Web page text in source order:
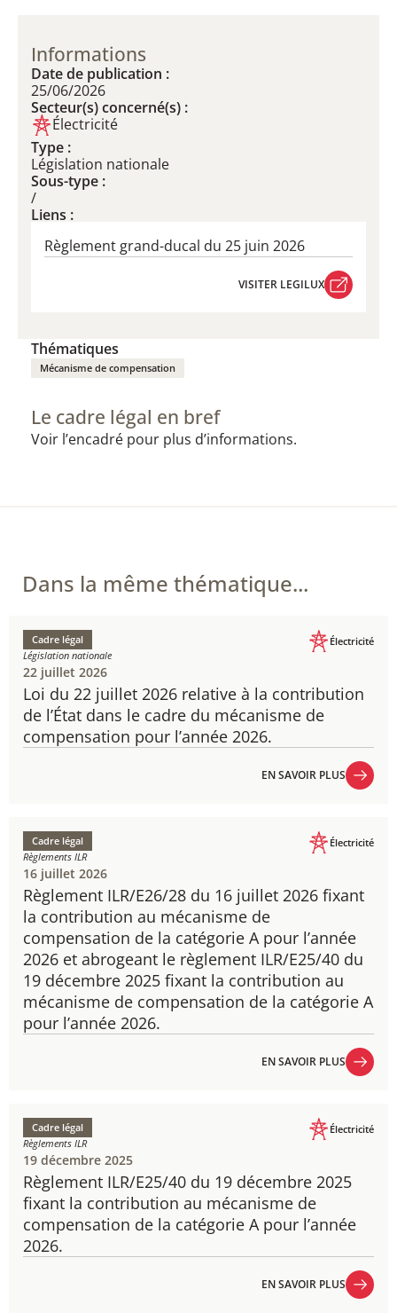
Informations
Date de publication :
25/06/2026
Secteur(s) concerné(s) :
Électricité
Type :
Législation nationale
Sous-type :
/
Liens :
Règlement grand-ducal du 25 juin 2026
VISITER LEGILUX
Thématiques
Mécanisme de compensation
Le cadre légal en bref
Voir l’encadré pour plus d’informations.
Dans la même thématique...
Loi du 22 juillet 2026 relative à la contribution
de l’État dans le cadre du mécanisme de
compensation pour l’année 2026.
Cadre légal
Législation nationale
Électricité
22 juillet 2026
EN SAVOIR PLUS
Règlement ILR/E26/28 du 16 juillet 2026 fixant
la contribution au mécanisme de
compensation de la catégorie A pour l’année
2026 et abrogeant le règlement ILR/E25/40 du
19 décembre 2025 fixant la contribution au
mécanisme de compensation de la catégorie A
pour l’année 2026.
Cadre légal
Règlements ILR
Électricité
16 juillet 2026
EN SAVOIR PLUS
Règlement ILR/E25/40 du 19 décembre 2025
fixant la contribution au mécanisme de
compensation de la catégorie A pour l’année
2026.
Cadre légal
Règlements ILR
Électricité
19 décembre 2025
EN SAVOIR PLUS